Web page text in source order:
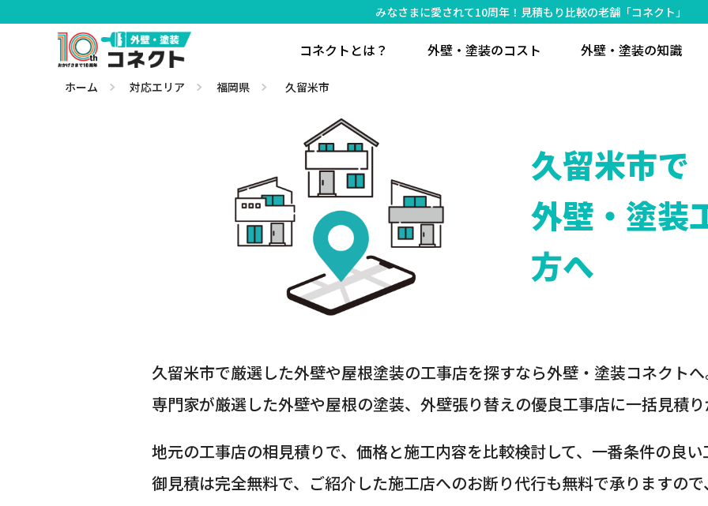
みなさまに愛されて10周年！見積もり比較の老舗「コネクト」
コネクトとは？ 外壁・塗装のコスト 外壁・塗装の知識
ホーム 対応エリア 福岡県 久留米市
久留米市で
外壁・塗装
方へ
久留米市で厳選した外壁や屋根塗装の工事店を探すなら外壁・塗装コネクト
専門家が厳選した外壁や屋根の塗装、外壁張り替えの優良工事店に一括見積
地元の工事店の相見積りで、価格と施工内容を比較検討して、一番条件の良
御見積は完全無料で、ご紹介した施工店へのお断り代行も無料で承りますの